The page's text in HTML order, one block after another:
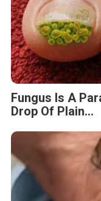
Fungus Is A
Drop Of Plain...